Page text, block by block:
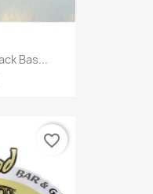
Bas...
favorite_border